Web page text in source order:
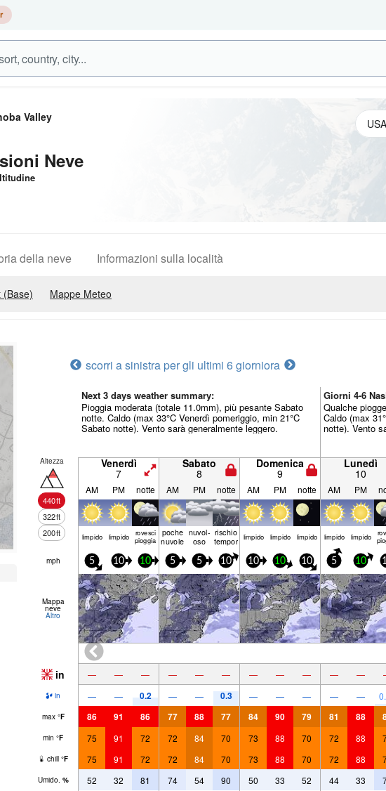
Valley
Neve
della neve Informazioni sulla località
(Base) Mappe Meteo
scorri a sinistra per gli ultimi 6 giorniora
Next 3 days weather summary:
Pioggia moderata (totale 11.0mm), più pesante Sabato
notte. Caldo (max 33°C Venerdì pomeriggio, min 21°C
Sabato notte). Vento sarà generalmente leggero.
Giorni 4-6
Qualche
Caldo (max
notte). Vento
Altezza
440ft
322ft
200ft
Venerdì
7
Sabato
8
Domenica
9
Lunedì
10
AM PM notte AM PM notte AM PM notte AM PM
limp­ido limp­ido rovesci
pioggia
poche
nuvole
nuvol-
oso
rischio
temporalelimp­ido limp­ido limp­ido limp­ido limp­ido
mph 5 10 10 5 5 10 10 10 10 5 10
Mappa
neve
Altro
in — — — — — — — — — — —
in — — 0.2 — — 0.3 — — — — —
max °F 86 91 86 77 88 77 84 90 79 81 88
min °F 75 91 72 72 84 70 73 88 70 72 88
chill °F 75 91 72 72 84 70 73 88 70 72 88
Umido. % 52 32 81 74 54 90 50 33 52 44 33